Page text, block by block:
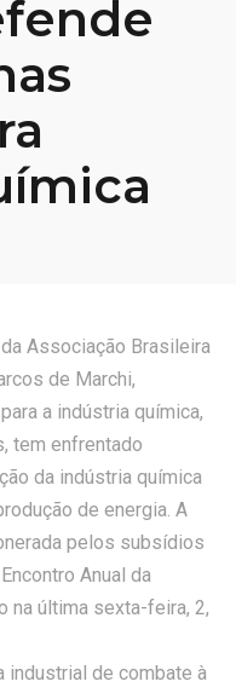
Associação Brasileira
de Marchi,
a indústria química,
tem enfrentado
da indústria química
de energia. A
pelos subsídios
Anual da
na última sexta-feira, 2,
industrial de combate à